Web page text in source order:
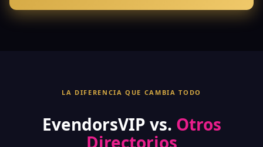
LA DIFERENCIA QUE CAMBIA TODO
EvendorsVIP vs. Otros
Directorios